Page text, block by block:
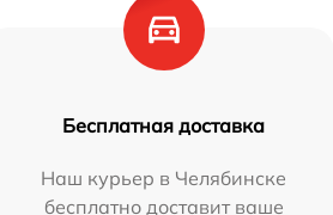
Бесплатная доставка
Наш курьер в Челябинске
бесплатно доставит ваше